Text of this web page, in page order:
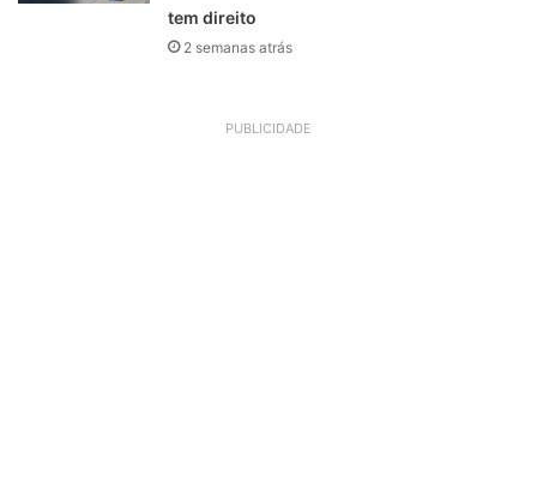
tem direito
2 semanas atrás
PUBLICIDADE